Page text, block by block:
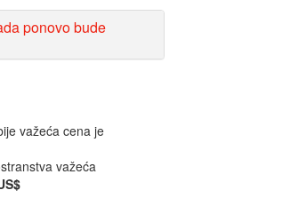
ponovo bude
važeća cena je
važeća